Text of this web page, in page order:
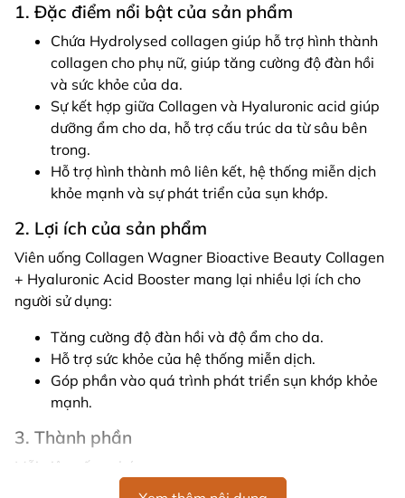
1. Đặc điểm nổi bật của sản phẩm
Chứa Hydrolysed collagen giúp hỗ trợ hình thành
collagen cho phụ nữ, giúp tăng cường độ đàn hồi
và sức khỏe của da.
Sự kết hợp giữa Collagen và Hyaluronic acid giúp
dưỡng ẩm cho da, hỗ trợ cấu trúc da từ sâu bên
trong.
Hỗ trợ hình thành mô liên kết, hệ thống miễn dịch
khỏe mạnh và sự phát triển của sụn khớp.
2. Lợi ích của sản phẩm
Viên uống Collagen Wagner Bioactive Beauty Collagen
+ Hyaluronic Acid Booster mang lại nhiều lợi ích cho
người sử dụng:
Tăng cường độ đàn hồi và độ ẩm cho da.
Hỗ trợ sức khỏe của hệ thống miễn dịch.
Góp phần vào quá trình phát triển sụn khớp khỏe
mạnh.
3. Thành phần
Mỗi viên uống chứa: